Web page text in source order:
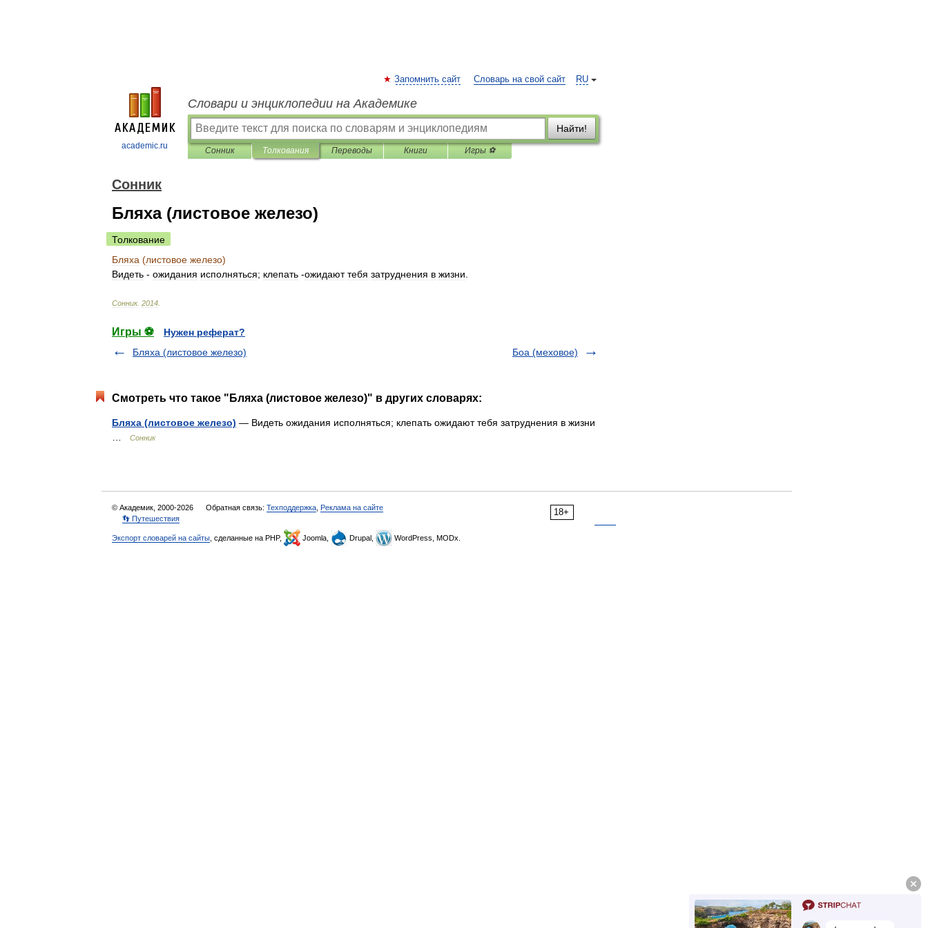
academic.ru
RU
Запомнить сайт Словарь на свой сайт
Словари и энциклопедии на Академике
Найти!
Сонник Толкования Переводы Книги Игры ⚽
Сонник
Бляха (листовое железо)
Толкование
Бляха (листовое железо)
Видеть - ожидания исполняться; клепать -ожидают тебя затруднения в жизни
Сонник. 2014
Игры ⚽
Нужен реферат?
Бляха (листовое железо)
Боа (меховое)
Смотреть что такое "Бляха (листовое железо)" в других словарях:
Бляха (листовое железо) — Видеть ожидания исполняться; клепать ожидают тебя затруднения в жизни
Сонник
18+
© Академик, 2000-2026 Обратная связь: Техподдержка Реклама на сайте
👣 Путешествия
Экспорт словарей на сайты , сделанные на PHP, Joomla, Drupal, WordPress, MODx.